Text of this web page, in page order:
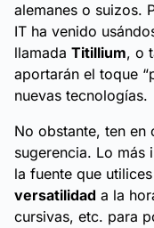
alemanes o suizos.
IT ha venido
llamada Titillium, o
aportarán el toque
nuevas tecnologías.
No obstante, ten en
sugerencia. Lo más
la fuente que
versatilidad a la
cursivas, etc. para